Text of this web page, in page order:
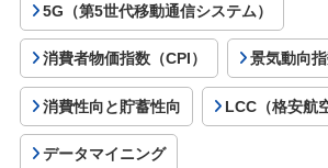
5G（第5世代移動通信システム）
消費者物価指数（CPI） 景気動向
消費性向と貯蓄性向 LCC（格安航
データマイニング